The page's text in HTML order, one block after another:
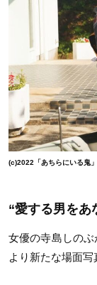
(c)2022「あちらにいる鬼
“愛する男をあ
女優の寺島しのぶ
より新たな場面写